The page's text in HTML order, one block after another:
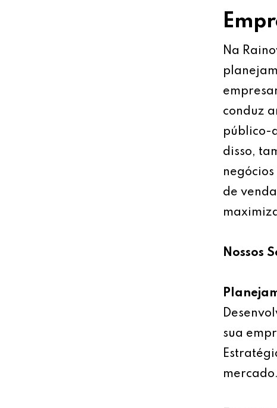
Na
conduz
público-
disso,
de
Nossos
sua
mercado.